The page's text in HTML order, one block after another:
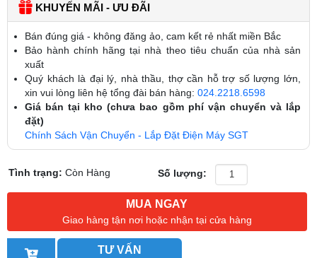
KHUYẾN MÃI - ƯU ĐÃI
Bán đúng giá - không đăng ảo, cam kết rẻ nhất miền Bắc
Bảo hành chính hãng tại nhà theo tiêu chuẩn của nhà sản
xuất
Quý khách là đại lý, nhà thầu, thợ cần hỗ trợ số lượng lớn,
xin vui lòng liên hệ tổng đài bán hàng: 024.2218.6598
Giá bán tại kho (chưa bao gồm phí vận chuyển và lắp
đặt)
Chính Sách Vận Chuyển - Lắp Đặt Điện Máy SGT
Tình trạng:Còn Hàng Số lượng:
MUA NGAY
Giao hàng tận nơi hoặc nhận tại cửa hàng
TƯ VẤN